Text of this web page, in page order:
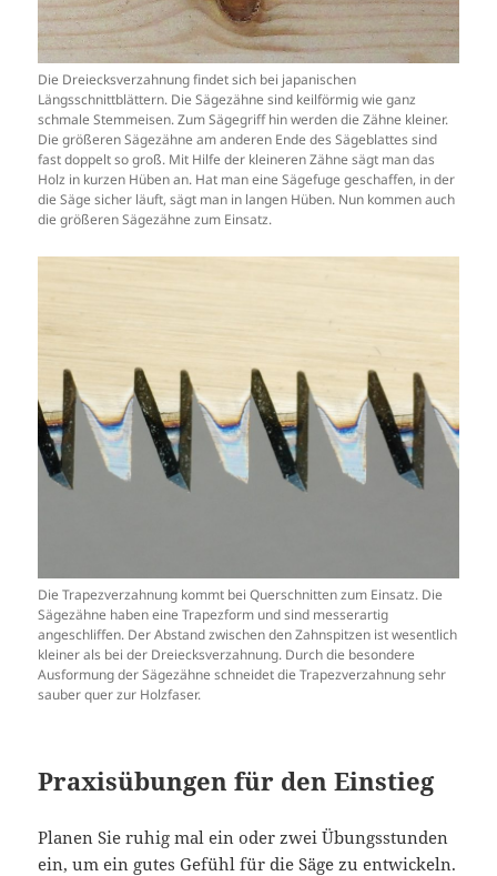
Die Dreiecksverzahnung findet sich bei japanischen
Längsschnittblättern. Die Sägezähne sind keilförmig wie ganz
schmale Stemmeisen. Zum Sägegriff hin werden die Zähne kleiner.
Die größeren Sägezähne am anderen Ende des Sägeblattes sind
fast doppelt so groß. Mit Hilfe der kleineren Zähne sägt man das
Holz in kurzen Hüben an. Hat man eine Sägefuge geschaffen, in der
die Säge sicher läuft, sägt man in langen Hüben. Nun kommen auch
die größeren Sägezähne zum Einsatz.
Die Trapezverzahnung kommt bei Querschnitten zum Einsatz. Die
Sägezähne haben eine Trapezform und sind messerartig
angeschliffen. Der Abstand zwischen den Zahnspitzen ist wesentlich
kleiner als bei der Dreiecksverzahnung. Durch die besondere
Ausformung der Sägezähne schneidet die Trapezverzahnung sehr
sauber quer zur Holzfaser.
Praxisübungen für den Einstieg
Planen Sie ruhig mal ein oder zwei Übungsstunden
ein, um ein gutes Gefühl für die Säge zu entwickeln.